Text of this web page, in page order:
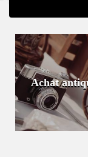
Achat